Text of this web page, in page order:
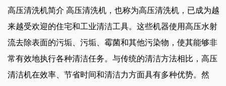
高压清洗机简介 高压清洗机，也称为高压清洗机，已成为越
来越受欢迎的住宅和工业清洁工具。这些机器使用高压水射
流去除表面的污垢、污垢、霉菌和其他污染物，使其能够非
常有效地执行各种清洁任务。与传统的清洁方法相比，高压
清洁机在效率、节省时间和清洁力方面具有多种优势。然